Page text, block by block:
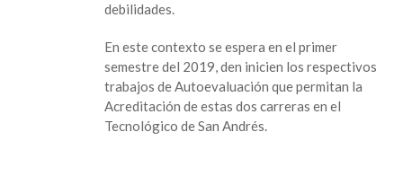
debilidades.
En este contexto se espera en el primer
semestre del 2019, den inicien los respectivos
trabajos de Autoevaluación que permitan la
Acreditación de estas dos carreras en el
Tecnológico de San Andrés.